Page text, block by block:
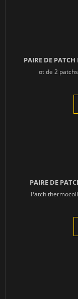
PAIRE DE
lot de 2
PAIRE DE
Patch